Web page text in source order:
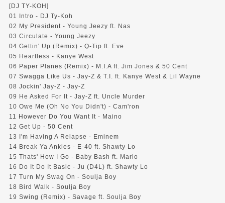
[DJ TY-KOH]
01 Intro - DJ Ty-Koh
02 My President - Young Jeezy ft. Nas
03 Circulate - Young Jeezy
04 Gettin' Up (Remix) - Q-Tip ft. Eve
05 Heartless - Kanye West
06 Paper Planes (Remix) - M.I.A ft. Jim Jones & 50 Cent
07 Swagga Like Us - Jay-Z & T.I. ft. Kanye West & Lil Wayne
08 Jockin' Jay-Z - Jay-Z
09 He Asked For It - Jay-Z ft. Uncle Murder
10 Owe Me (Oh No You Didn't) - Cam'ron
11 However Do You Want It - Maino
12 Get Up - 50 Cent
13 I'm Having A Relapse - Eminem
14 Break Ya Ankles - E-40 ft. Shawty Lo
15 Thats' How I Go - Baby Bash ft. Mario
16 Do It Do It Basic - Ju (D4L) ft. Shawty Lo
17 Turn My Swag On - Soulja Boy
18 Bird Walk - Soulja Boy
19 Swing (Remix) - Savage ft. Soulja Boy